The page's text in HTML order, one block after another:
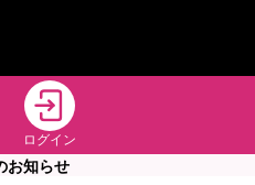
ログイン
お知らせ